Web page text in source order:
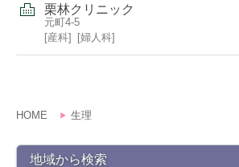
栗林クリニック
元町4-5
産科
婦人科
HOME 生理
地域から検索